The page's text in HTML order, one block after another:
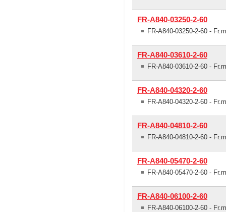
FR-A840-03250-2-60
FR-A840-03250-2-60 -
FR-A840-03610-2-60
FR-A840-03610-2-60 -
FR-A840-04320-2-60
FR-A840-04320-2-60 -
FR-A840-04810-2-60
FR-A840-04810-2-60 -
FR-A840-05470-2-60
FR-A840-05470-2-60 -
FR-A840-06100-2-60
FR-A840-06100-2-60 -